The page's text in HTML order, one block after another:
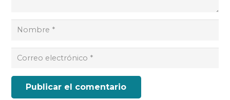
Publicar el comentario